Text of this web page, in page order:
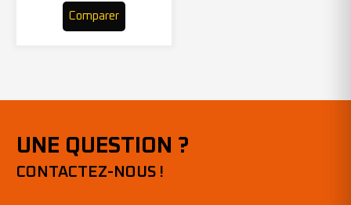
Comparer
UNE QUESTION ?
CONTACTEZ-NOUS !